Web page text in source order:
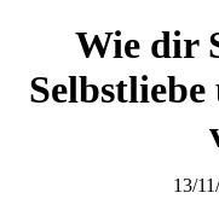
Wie dir
13/